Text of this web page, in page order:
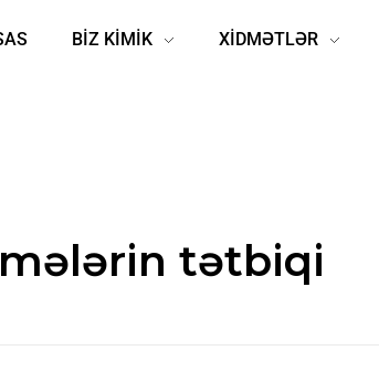
BİZ KİMİK XİDMƏTLƏR
tətbiqi